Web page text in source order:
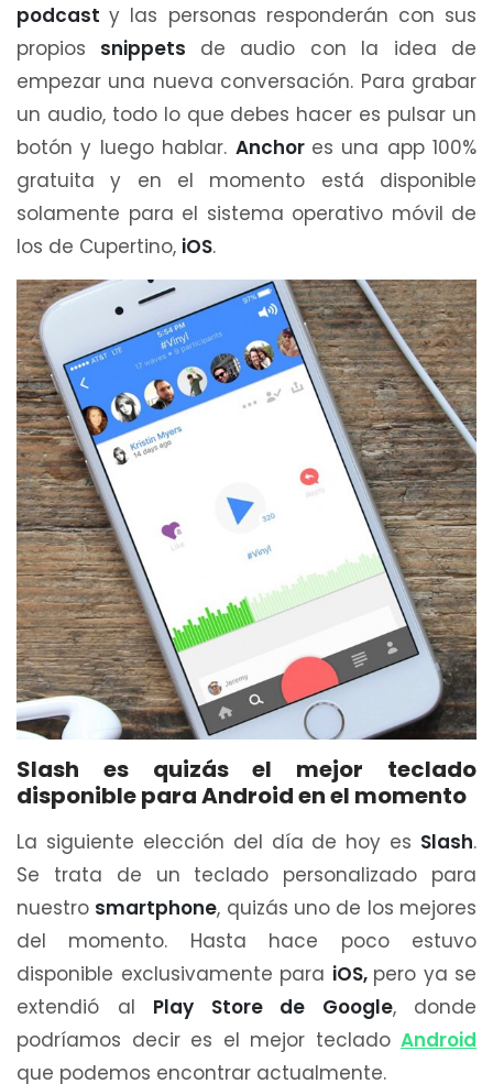
podcasty las personas responderán con sus
propios snippets de audio con la idea de
empezar una nueva conversación. Para grabar
un audio, todo lo que debes hacer es pulsar un
botón y luego hablar. Anchor es una app 100%
gratuita y en el momento está disponible
solamente para el sistema operativo móvil de
los de Cupertino, iOS.
Slash es quizás el mejor teclado
disponible para Android en el momento
La siguiente elección del día de hoy es Slash.
Se trata de un teclado personalizado para
nuestro smartphone, quizás uno de los mejores
del momento. Hasta hace poco estuvo
disponible exclusivamente para iOS, pero ya se
extendió al Play Store de Google, donde
podríamos decir es el mejor teclado Android
que podemos encontrar actualmente.